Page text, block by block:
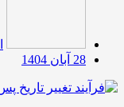
28 آبان 1404